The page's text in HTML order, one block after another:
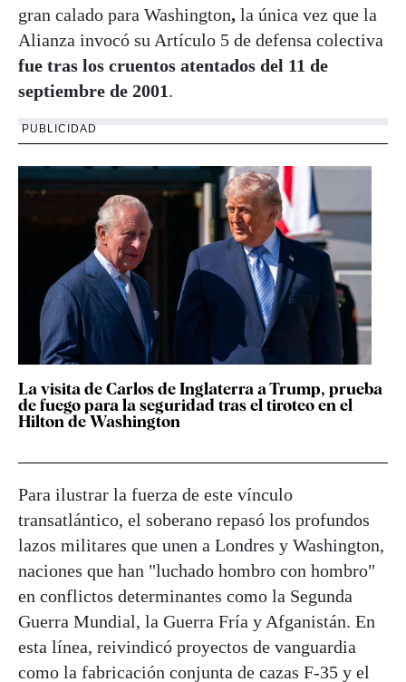
gran calado para Washington, la única vez que la
Alianza invocó su Artículo 5 de defensa colectiva
fue tras los cruentos atentados del 11 de
septiembre de 2001.
PUBLICIDAD
La visita de Carlos de Inglaterra a Trump, prueba
de fuego para la seguridad tras el tiroteo en el
Hilton de Washington
Para ilustrar la fuerza de este vínculo
transatlántico, el soberano repasó los profundos
lazos militares que unen a Londres y Washington,
naciones que han "luchado hombro con hombro"
en conflictos determinantes como la Segunda
Guerra Mundial, la Guerra Fría y Afganistán. En
esta línea, reivindicó proyectos de vanguardia
como la fabricación conjunta de cazas F-35 y el